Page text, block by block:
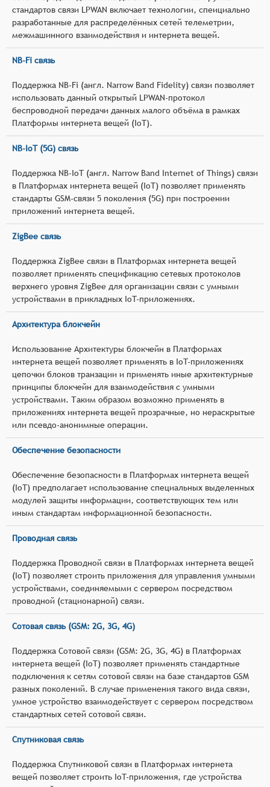
стандартов связи LPWAN включает технологии, спеициально
разработанные для распределённых сетей телеметрии,
межмашинного взаимодействия и интернета вещей.
NB-Fi связь
Поддержка NB-Fi (англ. Narrow Band Fidelity) связи позволяет
использовать данный открытый LPWAN-протокол
беспроводной передачи данных малого объёма в рамках
Платформы интернета вещей (IoT).
NB-IoT (5G) связь
Поддержка NB-IoT (англ. Narrow Band Internet of Things) связи
в Платформах интернета вещей (IoT) позволяет применять
стандарты GSM-связи 5 поколения (5G) при построении
приложений интернета вещей.
ZigBee связь
Поддержка ZigBee связи в Платформах интернета вещей
позволяет применять спецификацию сетевых протоколов
верхнего уровня ZigBee для организации связи с умными
устройствами в прикладных IoT-приложениях.
Архитектура блокчейн
Использование Архитектуры блокчейн в Платформах
интернета вещей позволяет применять в IoT-приложениях
цепочки блоков транзации и применять иные архитектурные
принципы блокчейн для взаимодействия с умными
устройствами. Таким образом возможно применять в
приложениях интернета вещей прозрачные, но нераскрытые
или псевдо-анонимные операции.
Обеспечение безопасности
Обеспечение безопасности в Платформах интернета вещей
(IoT) предполагает использование специальных выделенных
модулей защиты информации, соответствующих тем или
иным стандартам информационной безопасности.
Проводная связь
Поддержка Проводной связи в Платформах интернета вещей
(IoT) позволяет строить приложения для управления умными
устройствами, соединяемыми с сервером посредством
проводной (стационарной) связи.
Сотовая связь (GSM: 2G, 3G, 4G)
Поддержка Сотовой связи (GSM: 2G, 3G, 4G) в Платформах
интернета вещей (IoT) позволяет применять стандартные
подключения к сетям сотовой связи на базе стандартов GSM
разных поколений. В случае применения такого вида связи,
умное устройство взаимодействует с сервером посредством
стандартных сетей сотовой связи.
Спутниковая связь
Поддержка Спутниковой связи в Платформах интернета
вещей позволяет строить IoT-приложения, где устройства